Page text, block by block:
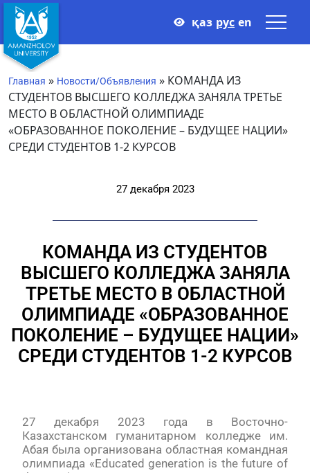
қаз рус en
Главная » Новости/Объявления » КОМАНДА ИЗ
СТУДЕНТОВ ВЫСШЕГО КОЛЛЕДЖА ЗАНЯЛА ТРЕТЬЕ
МЕСТО В ОБЛАСТНОЙ ОЛИМПИАДЕ
«ОБРАЗОВАННОЕ ПОКОЛЕНИЕ – БУДУЩЕЕ НАЦИИ»
СРЕДИ СТУДЕНТОВ 1-2 КУРСОВ
27 декабря 2023
КОМАНДА ИЗ СТУДЕНТОВ
ВЫСШЕГО КОЛЛЕДЖА ЗАНЯЛА
ТРЕТЬЕ МЕСТО В ОБЛАСТНОЙ
ОЛИМПИАДЕ «ОБРАЗОВАННОЕ
ПОКОЛЕНИЕ – БУДУЩЕЕ НАЦИИ»
СРЕДИ СТУДЕНТОВ 1-2 КУРСОВ
27 декабря 2023 года в Восточно-
Казахстанском гуманитарном колледже им.
Абая была организована областная командная
олимпиада «Educated generation is the future of